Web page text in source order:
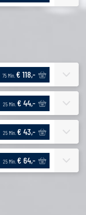
75 Min. € 118,-
25 Min. € 44,-
25 Min. € 43,-
25 Min. € 64,-